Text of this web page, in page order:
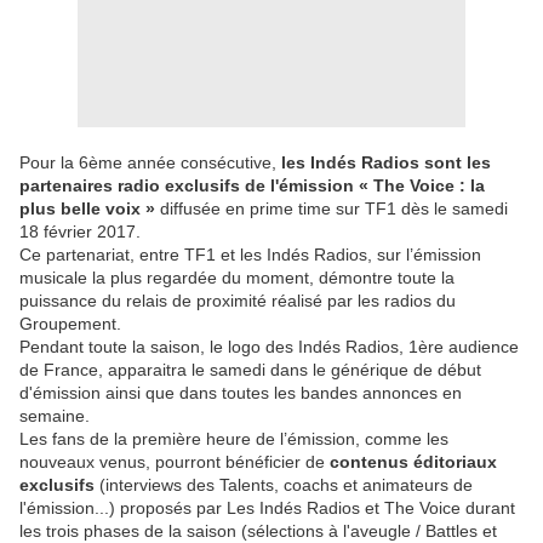
Pour la 6ème année consécutive, les Indés Radios sont les
partenaires radio exclusifs de l'émission « The Voice : la
plus belle voix » diffusée en prime time sur TF1 dès le samedi
18 février 2017.
Ce partenariat, entre TF1 et les Indés Radios, sur l’émission
musicale la plus regardée du moment, démontre toute la
puissance du relais de proximité réalisé par les radios du
Groupement.
Pendant toute la saison, le logo des Indés Radios, 1ère audience
de France, apparaitra le samedi dans le générique de début
d'émission ainsi que dans toutes les bandes annonces en
semaine.
Les fans de la première heure de l’émission, comme les
nouveaux venus, pourront bénéficier de contenus éditoriaux
exclusifs (interviews des Talents, coachs et animateurs de
l'émission...) proposés par Les Indés Radios et The Voice durant
les trois phases de la saison (sélections à l'aveugle / Battles et